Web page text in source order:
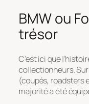
BMW ou
trésor
C’est ici que
collectionneurs.
(coupés, roadsters
majorité a été